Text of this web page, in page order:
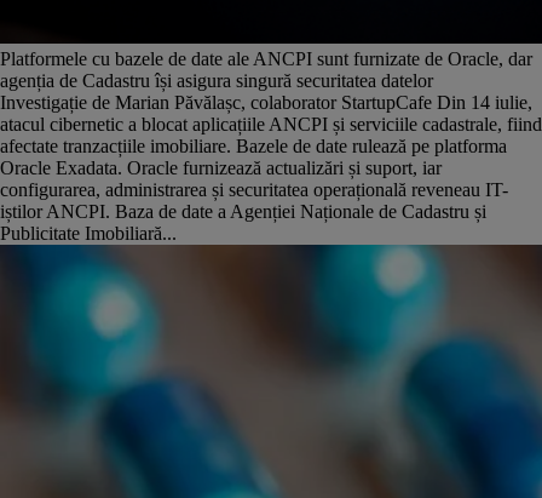
Platformele cu bazele de date ale ANCPI sunt furnizate de Oracle, dar
agenția de Cadastru își asigura singură securitatea datelor
Investigație de Marian Păvălașc, colaborator StartupCafe Din 14 iulie,
atacul cibernetic a blocat aplicațiile ANCPI și serviciile cadastrale, fiind
afectate tranzacțiile imobiliare. Bazele de date rulează pe platforma
Oracle Exadata. Oracle furnizează actualizări și suport, iar
configurarea, administrarea și securitatea operațională reveneau IT-
iștilor ANCPI. Baza de date a Agenției Naționale de Cadastru și
Publicitate Imobiliară...